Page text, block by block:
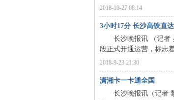
2018-10-27 08:14
3小时17分 长沙高铁直
长沙晚报讯 （记者 吴
段正式开通运营，标志
2018-9-23 21:30
潇湘卡一卡通全国
长沙晚报讯（记者 黎